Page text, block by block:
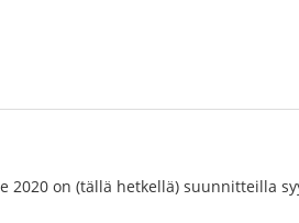
2020 on (tällä hetkellä) suunnitteilla